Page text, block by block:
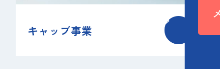
キャップ事業